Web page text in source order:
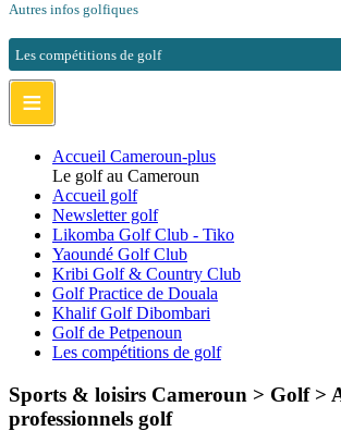
Autres infos golfiques
Les compétitions de golf
≡
Accueil Cameroun-plus
Le golf au Cameroun
Accueil golf
Newsletter golf
Likomba Golf Club - Tiko
Yaoundé Golf Club
Kribi Golf & Country Club
Golf Practice de Douala
Khalif Golf Dibombari
Golf de Petpenoun
Les compétitions de golf
Sports & loisirs Cameroun > Golf >
professionnels golf